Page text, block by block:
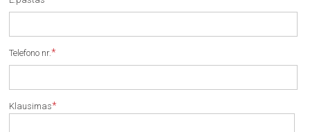
Telefono nr.*
Klausimas*